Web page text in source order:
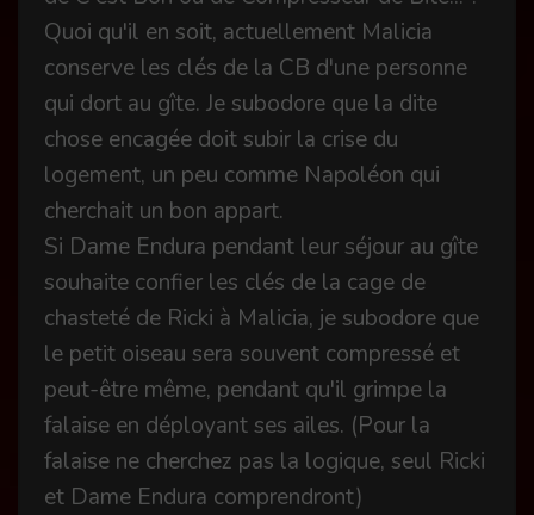
Quoi qu'il en soit, actuellement Malicia
conserve les clés de la CB d'une personne
qui dort au gîte. Je subodore que la dite
chose encagée doit subir la crise du
logement, un peu comme Napoléon qui
cherchait un bon appart.
Si Dame Endura pendant leur séjour au gîte
souhaite confier les clés de la cage de
chasteté de Ricki à Malicia, je subodore que
le petit oiseau sera souvent compressé et
peut-être même, pendant qu'il grimpe la
falaise en déployant ses ailes. (Pour la
falaise ne cherchez pas la logique, seul Ricki
et Dame Endura comprendront)